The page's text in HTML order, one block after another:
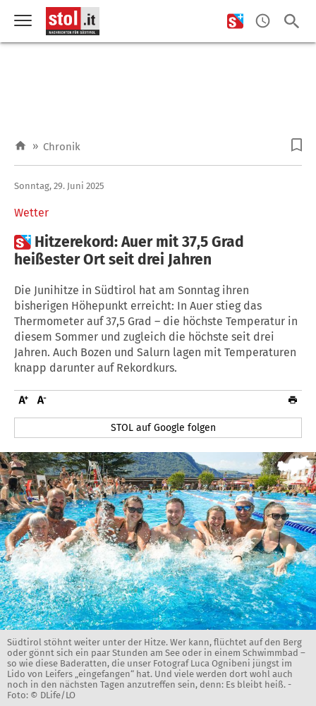
» Chronik
Wetter
Sonntag, 29. Juni 2025
 Hitzerekord: Auer mit 37,5 Grad
heißester Ort seit drei Jahren
Die Junihitze in Südtirol hat am Sonntag ihren
bisherigen Höhepunkt erreicht: In Auer stieg das
Thermometer auf 37,5 Grad – die höchste Temperatur in
diesem Sommer und zugleich die höchste seit drei
Jahren. Auch Bozen und Salurn lagen mit Temperaturen
knapp darunter auf Rekordkurs.
STOL auf Google folgen
Südtirol stöhnt weiter unter der Hitze. Wer kann, flüchtet auf den Berg
oder gönnt sich ein paar Stunden am See oder in einem Schwimmbad –
so wie diese Baderatten, die unser Fotograf Luca Ognibeni jüngst im
Lido von Leifers „eingefangen“ hat. Und viele werden dort wohl auch
noch in den nächsten Tagen anzutreffen sein, denn: Es bleibt heiß. -
Foto: © DLife/LO